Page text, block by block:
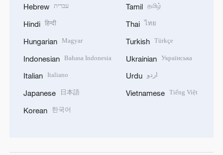
Hebrew עברית
Hindi हिन्दी
Hungarian Magyar
Indonesian Bahasa Indonesia
Italian Italiano
Japanese 日本語
Korean 한국어
Tamil தமிழ்
Thai ไทย
Turkish Türkçe
Ukrainian Українська
Urdu اردو
Vietnamese Tiếng Việt